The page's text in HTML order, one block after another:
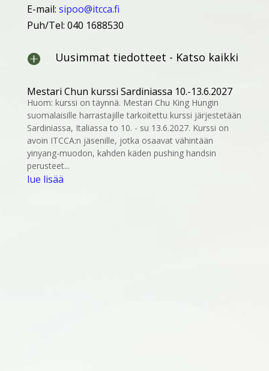
E-mail: sipoo@itcca.fi
Puh/Tel: 040 1688530
 Uusimmat tiedotteet - Katso kaikki
Mestari Chun kurssi Sardiniassa 10.-13.6.2027
Huom: kurssi on täynnä. Mestari Chu King Hungin
suomalaisille harrastajille tarkoitettu kurssi järjestetään
Sardiniassa, Italiassa to 10. - su 13.6.2027. Kurssi on
avoin ITCCA:n jäsenille, jotka osaavat vähintään
yinyang-muodon, kahden käden pushing handsin
perusteet...
lue lisää